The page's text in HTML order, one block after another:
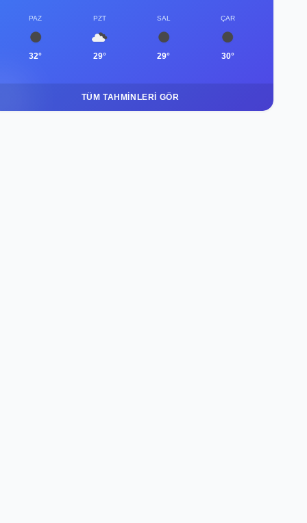
PAZ
32°
PZT
29°
SAL
29°
ÇAR
30°
TÜM TAHMINLERI GÖR